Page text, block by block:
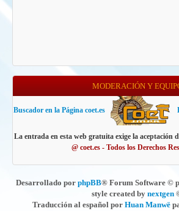
MODERACIÓN Y
Buscador en la Página coet.es
La entrada en esta web gratuita exige la aceptación
@ coet.es - Todos los Derechos
Desarrollado por phpBB® Forum Software ©
style created by nextgen
Traducción al español por Huan Manwë